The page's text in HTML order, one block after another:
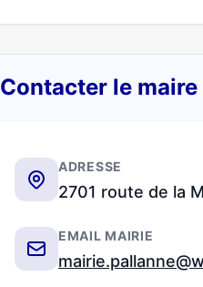
Contacter le
ADRESSE
2701 route de la
EMAIL MAIRIE